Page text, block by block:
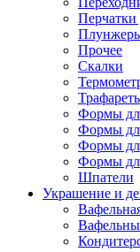
Перчатки
Прочее
Скалки
Формы
Формы
Формы
Формы
Шпатели
Украшение и